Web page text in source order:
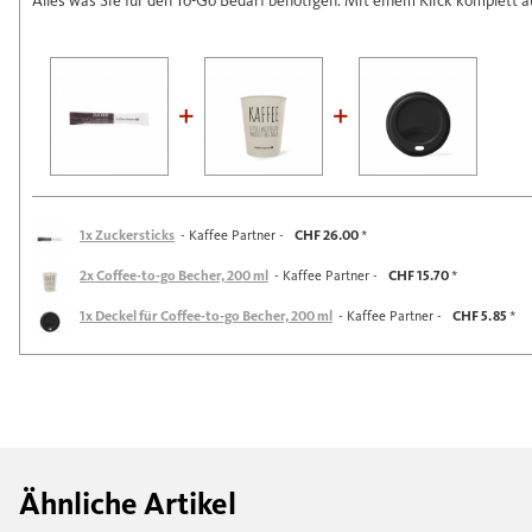
1x Zuckersticks - Kaffee Partner - CHF 26.00*
2x Coffee-to-go Becher, 200 ml - Kaffee Partner - CHF 15.70*
1x Deckel für Coffee-to-go Becher, 200 ml - Kaffee Partner - CHF 5.85 *
Ähnliche Artikel